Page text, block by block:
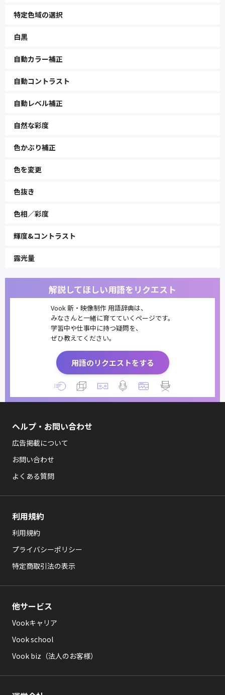
特定色域の選択
白黒
自動カラー補正
自動コントラスト
自動レベル補正
自然な彩度
色かぶり補正
色を変更
色抜き
色相／彩度
輝度&コントラスト
露光量
解説してほしい用語をリクエスト
Vook 新・映像制作 用語辞典は、
みなさんと一緒に育てていくページです。
学習中や仕事中に持つ疑問を、
ぜひ教えてください。
用語のリクエストをする
ヘルプ・お問い合わせ
広告掲載について
お問い合わせ
よくある質問
利用規約
利用規約
プライバシーポリシー
特定商取引法の表示
他サービス
Vookキャリア
Vook school
Vook biz（法人のお客様）